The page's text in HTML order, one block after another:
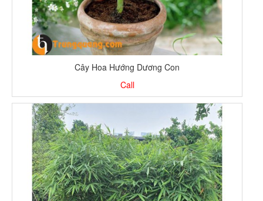
Cây Hoa Hướng Dương Con
Call